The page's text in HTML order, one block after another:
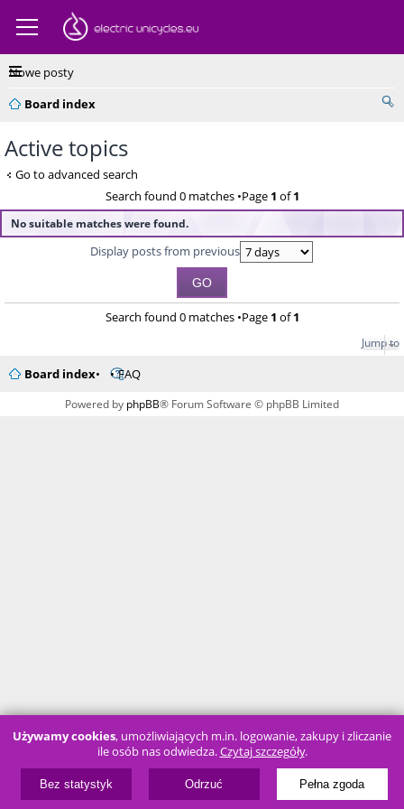
Nowe posty
Board index
Active topics
Go to advanced search
Search found 0 matches •Page 1 of1
No suitable matches were found.
Display posts from previous
Search found 0 matches •Page 1 of1
Jump to
Board index FAQ
Powered by phpBB® Forum Software © phpBB Limited
Używamy cookies, umożliwiających m.in. logowanie, zakupy i zliczanie
ile osób nas odwiedza.Czytaj szczegóły.
Bez statystyk Odrzuć Pełna zgoda